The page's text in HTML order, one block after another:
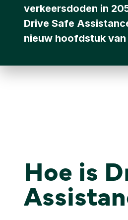
verkeersdoden in
Drive Safe
nieuw hoofdstuk
Hoe is